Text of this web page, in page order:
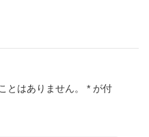
とはありません。 * が付